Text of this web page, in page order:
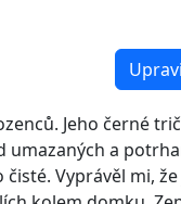
Jeho černé
umazaných a
Vyprávěl mi,